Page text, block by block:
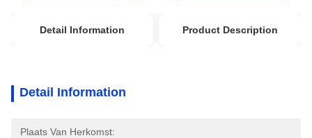
Detail Information Product Description
Detail Information
Plaats Van Herkomst: